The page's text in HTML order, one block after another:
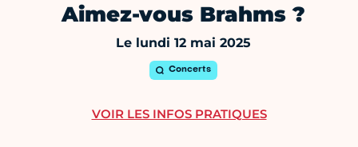
Aimez-vous Brahms ?
Le lundi 12 mai 2025
Concerts
VOIR LES INFOS PRATIQUES